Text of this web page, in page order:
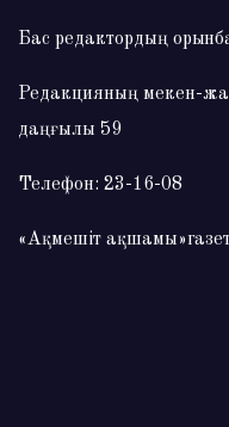
Бас редактордың
Редакцияның мекен-
даңғылы 59
Телефон: 23-16-08
«Ақмешіт